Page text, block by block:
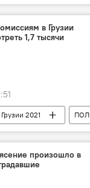
футбольных матчей
в Грузии
1,7 тысячи
2021
Грузия
ЦИК
произошло в